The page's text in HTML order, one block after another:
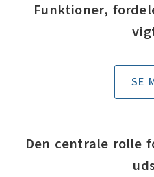
Funktioner,
SE
Den centrale rolle